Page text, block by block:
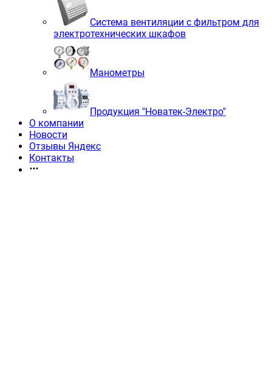
Система вентиляции с фильтром для
электротехнических шкафов
Манометры
Продукция "Новатек-Электро"
О компании
Новости
Отзывы Яндекс
Контакты